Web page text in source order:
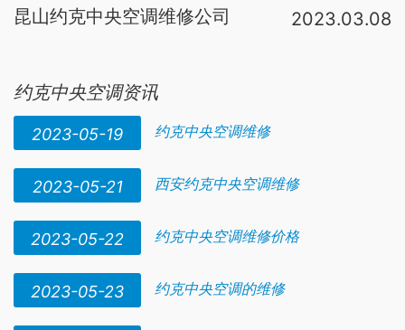
昆山约克中央空调维修公司 2023.03.08
约克中央空调资讯
2023-05-19 约克中央空调维修
2023-05-21 西安约克中央空调维修
2023-05-22 约克中央空调维修价格
2023-05-23 约克中央空调的维修